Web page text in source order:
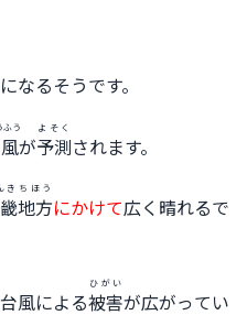
なるそうです。
ふう
が予測
よそく
されます。
き
地方
ちほう
にかけて広く晴れるで
台風による被害
ひがい
が広がってい